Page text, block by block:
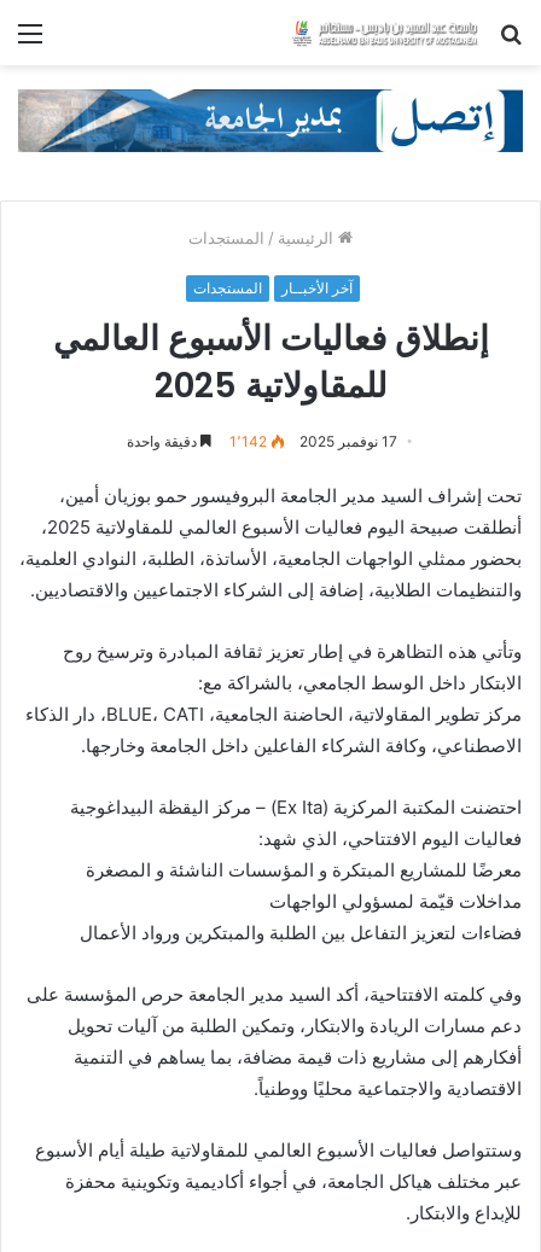
بحث
الرئيسية / المستجدات
آخر الأخبــار المستجدات
إنطلاق فعاليات الأسبوع العالمي
للمقاولاتية 2025
17 نوفمبر 2025 1٬142 دقيقة واحدة
تحت إشراف السيد مدير الجامعة البروفيسور حمو بوزيان أمين،
أنطلقت صبيحة اليوم فعاليات الأسبوع العالمي للمقاولاتية 2025،
بحضور ممثلي الواجهات الجامعية، الأساتذة، الطلبة، النوادي العلمية،
والتنظيمات الطلابية، إضافة إلى الشركاء الاجتماعيين والاقتصاديين.
وتأتي هذه التظاهرة في إطار تعزيز ثقافة المبادرة وترسيخ روح
الابتكار داخل الوسط الجامعي، بالشراكة مع:
مركز تطوير المقاولاتية، الحاضنة الجامعية، BLUE، CATI، دار الذكاء
الاصطناعي، وكافة الشركاء الفاعلين داخل الجامعة وخارجها.
احتضنت المكتبة المركزية (Ex Ita) – مركز اليقظة البيداغوجية
فعاليات اليوم الافتتاحي، الذي شهد:
معرضًا للمشاريع المبتكرة و المؤسسات الناشئة و المصغرة
مداخلات قيّمة لمسؤولي الواجهات
فضاءات لتعزيز التفاعل بين الطلبة والمبتكرين ورواد الأعمال
وفي كلمته الافتتاحية، أكد السيد مدير الجامعة حرص المؤسسة على
دعم مسارات الريادة والابتكار، وتمكين الطلبة من آليات تحويل
أفكارهم إلى مشاريع ذات قيمة مضافة، بما يساهم في التنمية
الاقتصادية والاجتماعية محليًا ووطنياً.
وستتواصل فعاليات الأسبوع العالمي للمقاولاتية طيلة أيام الأسبوع
عبر مختلف هياكل الجامعة، في أجواء أكاديمية وتكوينية محفزة
للإبداع والابتكار.